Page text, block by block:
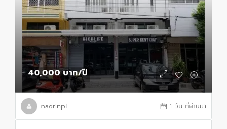
40,000 บาท/ปี
naorinpl 1 วัน ที่ผ่านมา